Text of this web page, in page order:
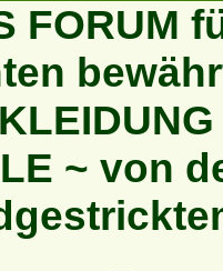
FORUM
~ von